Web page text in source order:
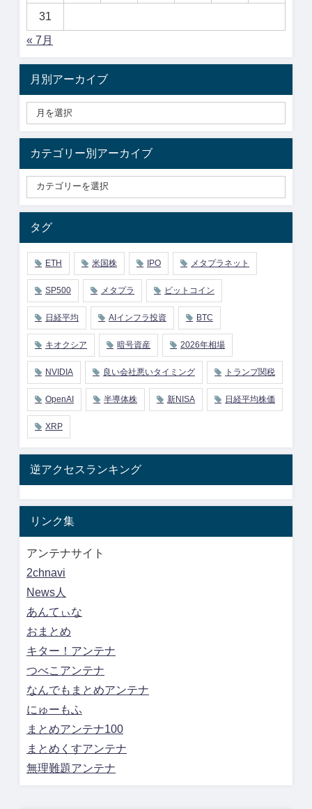
31
« 7月
月別アーカイブ
カテゴリー別アーカイブ
タグ
ETH 米国株 IPO メタプラネット
SP500 メタプラ ビットコイン
日経平均 AIインフラ投資 BTC
キオクシア 暗号資産 2026年相場
NVIDIA 良い会社悪いタイミング トランプ関税
OpenAI 半導体株 新NISA 日経平均株価
XRP
逆アクセスランキング
リンク集
アンテナサイト
2chnavi
News人
あんてぃな
おまとめ
キター！アンテナ
つべこアンテナ
なんでもまとめアンテナ
にゅーもふ
まとめアンテナ100
まとめくすアンテナ
無理難題アンテナ